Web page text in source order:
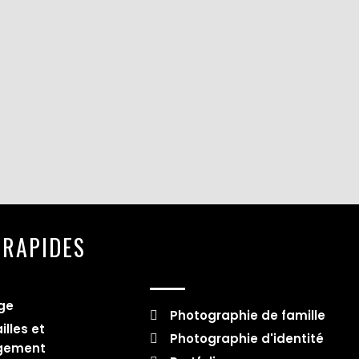
et
Photographie de famille
Photographie d'identité